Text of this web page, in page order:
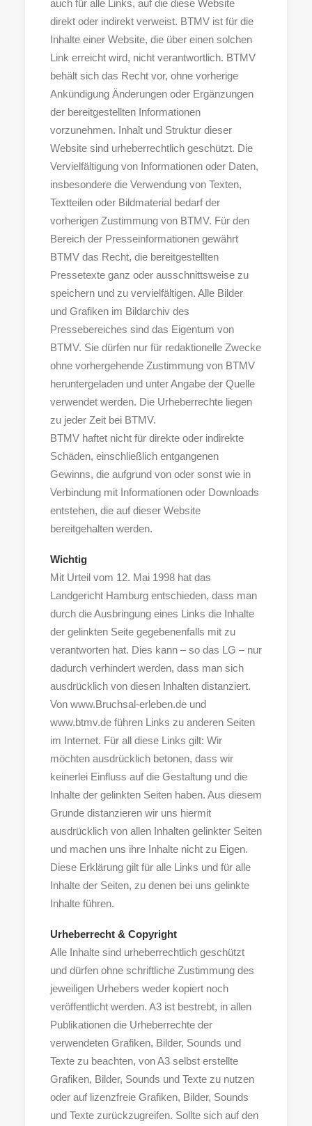
auch für alle Links, auf die diese Website
direkt oder indirekt verweist. BTMV ist für die
Inhalte einer Website, die über einen solchen
Link erreicht wird, nicht verantwortlich. BTMV
behält sich das Recht vor, ohne vorherige
Ankündigung Änderungen oder Ergänzungen
der bereitgestellten Informationen
vorzunehmen. Inhalt und Struktur dieser
Website sind urheberrechtlich geschützt. Die
Vervielfältigung von Informationen oder Daten,
insbesondere die Verwendung von Texten,
Textteilen oder Bildmaterial bedarf der
vorherigen Zustimmung von BTMV. Für den
Bereich der Presseinformationen gewährt
BTMV das Recht, die bereitgestellten
Pressetexte ganz oder ausschnittsweise zu
speichern und zu vervielfältigen. Alle Bilder
und Grafiken im Bildarchiv des
Pressebereiches sind das Eigentum von
BTMV. Sie dürfen nur für redaktionelle Zwecke
ohne vorhergehende Zustimmung von BTMV
heruntergeladen und unter Angabe der Quelle
verwendet werden. Die Urheberrechte liegen
zu jeder Zeit bei BTMV.
BTMV haftet nicht für direkte oder indirekte
Schäden, einschließlich entgangenen
Gewinns, die aufgrund von oder sonst wie in
Verbindung mit Informationen oder Downloads
entstehen, die auf dieser Website
bereitgehalten werden.
Wichtig
Mit Urteil vom 12. Mai 1998 hat das
Landgericht Hamburg entschieden, dass man
durch die Ausbringung eines Links die Inhalte
der gelinkten Seite gegebenenfalls mit zu
verantworten hat. Dies kann – so das LG – nur
dadurch verhindert werden, dass man sich
ausdrücklich von diesen Inhalten distanziert.
Von www.Bruchsal-erleben.de und
www.btmv.de führen Links zu anderen Seiten
im Internet. Für all diese Links gilt: Wir
möchten ausdrücklich betonen, dass wir
keinerlei Einfluss auf die Gestaltung und die
Inhalte der gelinkten Seiten haben. Aus diesem
Grunde distanzieren wir uns hiermit
ausdrücklich von allen Inhalten gelinkter Seiten
und machen uns ihre Inhalte nicht zu Eigen.
Diese Erklärung gilt für alle Links und für alle
Inhalte der Seiten, zu denen bei uns gelinkte
Inhalte führen.
Urheberrecht & Copyright
Alle Inhalte sind urheberrechtlich geschützt
und dürfen ohne schriftliche Zustimmung des
jeweiligen Urhebers weder kopiert noch
veröffentlicht werden. A3 ist bestrebt, in allen
Publikationen die Urheberrechte der
verwendeten Grafiken, Bilder, Sounds und
Texte zu beachten, von A3 selbst erstellte
Grafiken, Bilder, Sounds und Texte zu nutzen
oder auf lizenzfreie Grafiken, Bilder, Sounds
und Texte zurückzugreifen. Sollte sich auf den